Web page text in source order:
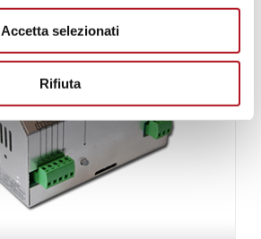
Accetta selezionati
Rifiuta